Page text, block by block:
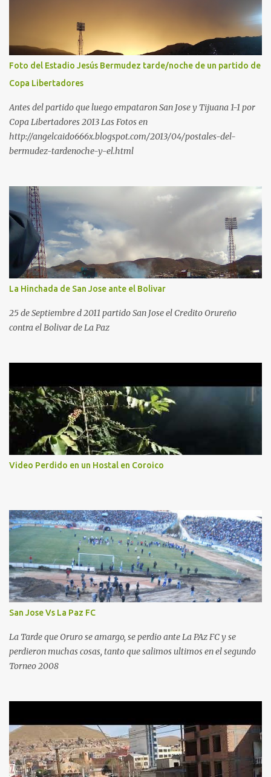
Foto del Estadio Jesús Bermudez tarde/noche de un partido de
Copa Libertadores
Antes del partido que luego empataron San Jose y Tijuana 1-1 por
Copa Libertadores 2013 Las Fotos en
http://angelcaido666x.blogspot.com/2013/04/postales-del-
bermudez-tardenoche-y-el.html
La Hinchada de San Jose ante el Bolivar
25 de Septiembre d 2011 partido San Jose el Credito Orureño
contra el Bolivar de La Paz
Video Perdido en un Hostal en Coroico
San Jose Vs La Paz FC
La Tarde que Oruro se amargo, se perdio ante La PAz FC y se
perdieron muchas cosas, tanto que salimos ultimos en el segundo
Torneo 2008